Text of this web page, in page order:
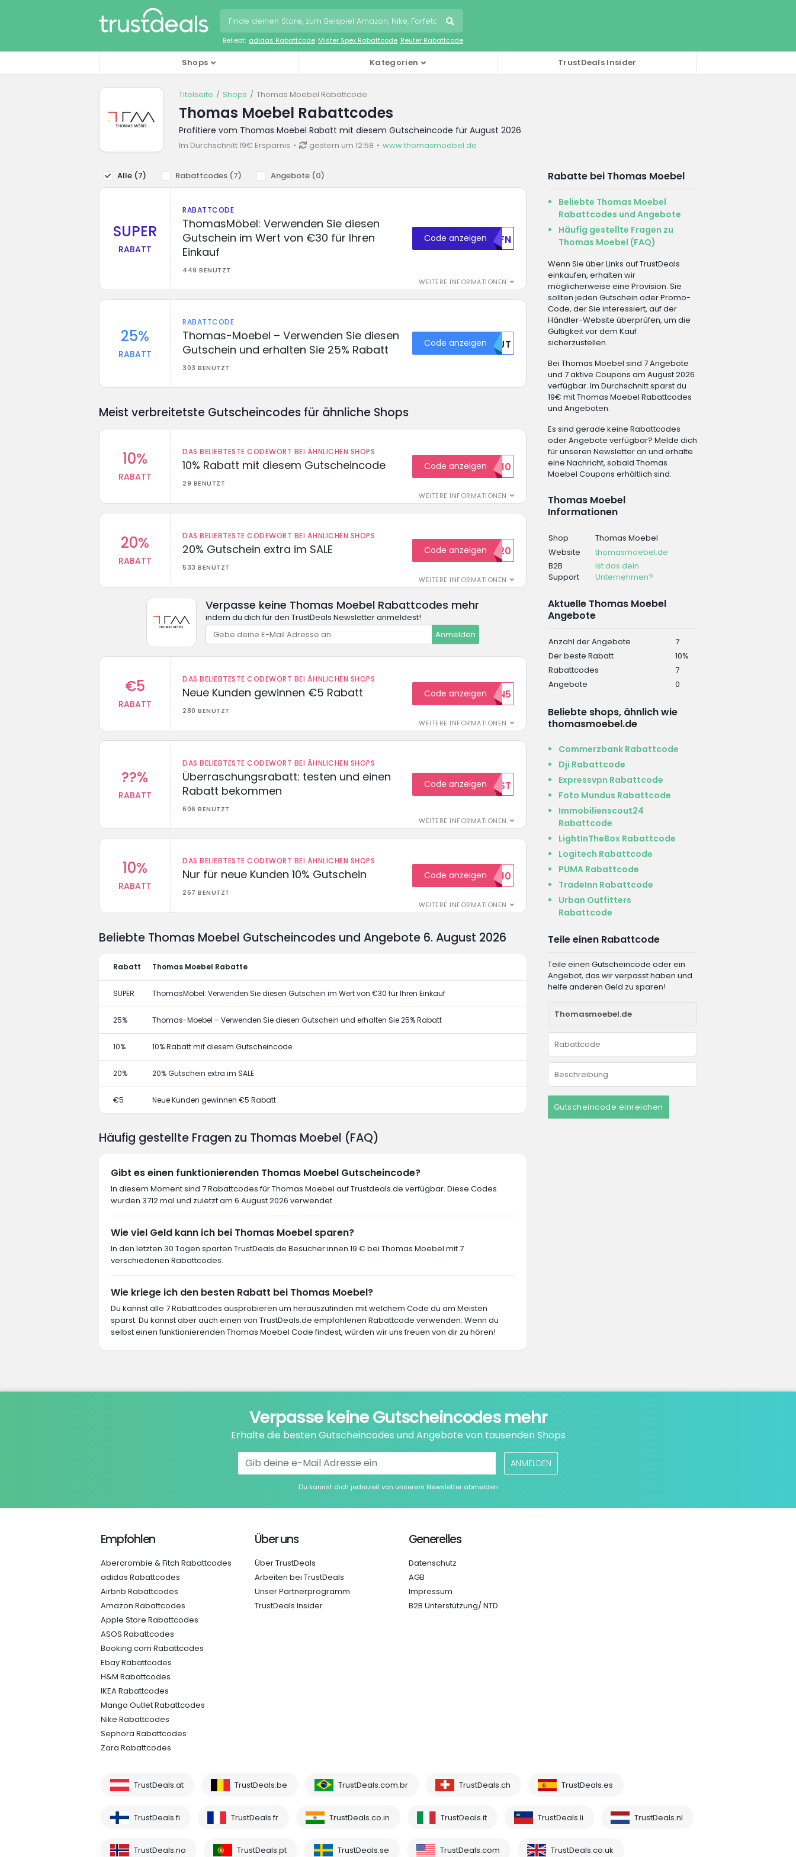
Beliebt: adidas Rabattcode Mister Spex Rabattcode Reuter Rabattcode
Shops Kategorien TrustDeals Insider
Titelseite Shops Thomas Moebel Rabattcode
Thomas Moebel Rabattcodes
Profitiere vom Thomas Moebel Rabatt mit diesem Gutscheincode für August 2026
Im Durchschnitt 19€ Ersparnis gestern um 12:58 www.thomasmoebel.de
Alle (7) Rabattcodes (7) Angebote (0)
SUPER
RABATT
RABATTCODE
ThomasMöbel: Verwenden Sie diesen
Gutschein im Wert von €30 für Ihren
Einkauf
449 BENUTZT
WEITERE INFORMATIONEN
Code anzeigen U0FN
25%
RABATT
RABATTCODE
Thomas-Moebel – Verwenden Sie diesen
Gutschein und erhalten Sie 25% Rabatt
303 BENUTZT
Code anzeigen NTJT
Meist verbreitetste Gutscheincodes für ähnliche Shops
10%
RABATT
DAS BELIEBTESTE CODEWORT BEI ÄHNLICHEN SHOPS
10% Rabatt mit diesem Gutscheincode
29 BENUTZT
WEITERE INFORMATIONEN
Code anzeigenEXTRA10
20%
RABATT
DAS BELIEBTESTE CODEWORT BEI ÄHNLICHEN SHOPS
20% Gutschein extra im SALE
533 BENUTZT
WEITERE INFORMATIONEN
Code anzeigenSALE20
Verpasse keine Thomas Moebel Rabattcodes mehr
indem du dich für den TrustDeals Newsletter anmeldest!
Anmelden
€5
RABATT
DAS BELIEBTESTE CODEWORT BEI ÄHNLICHEN SHOPS
Neue Kunden gewinnen €5 Rabatt
280 BENUTZT
WEITERE INFORMATIONEN
Code anzeigen
WILKOMMEN5
??%
RABATT
DAS BELIEBTESTE CODEWORT BEI ÄHNLICHEN SHOPS
Überraschungsrabatt: testen und einen
Rabatt bekommen
606 BENUTZT
WEITERE INFORMATIONEN
Code anzeigen TEST
10%
RABATT
DAS BELIEBTESTE CODEWORT BEI ÄHNLICHEN SHOPS
Nur für neue Kunden 10% Gutschein
267 BENUTZT
WEITERE INFORMATIONEN
Code anzeigen
WILKOMMEN10
Rabatte bei Thomas Moebel
Beliebte Thomas Moebel
Rabattcodes und Angebote
Häufig gestellte Fragen zu
Thomas Moebel (FAQ)
Wenn Sie über Links auf TrustDeals
einkaufen, erhalten wir
möglicherweise eine Provision. Sie
sollten jeden Gutschein oder Promo-
Code, der Sie interessiert, auf der
Händler-Website überprüfen, um die
Gültigkeit vor dem Kauf
sicherzustellen.
Bei Thomas Moebel sind 7 Angebote
und 7 aktive Coupons am August 2026
verfügbar. Im Durchschnitt sparst du
19€ mit Thomas Moebel Rabattcodes
und Angeboten.
Es sind gerade keine Rabattcodes
oder Angebote verfügbar? Melde dich
für unseren Newsletter an und erhalte
eine Nachricht, sobald Thomas
Moebel Coupons erhältlich sind.
Thomas Moebel
Informationen
Shop
Thomas Moebel
Website
thomasmoebel.de
B2B
Support
Ist das dein
Unternehmen?
Aktuelle Thomas Moebel
Angebote
Anzahl der Angebote
7
Der beste Rabatt
10%
Rabattcodes
7
Angebote
0
Beliebte shops, ähnlich wie
thomasmoebel.de
Commerzbank Rabattcode
Dji Rabattcode
Expressvpn Rabattcode
Foto Mundus Rabattcode
Immobilienscout24
Rabattcode
LightInTheBox Rabattcode
Logitech Rabattcode
PUMA Rabattcode
TradeInn Rabattcode
Urban Outfitters
Rabattcode
Teile einen Rabattcode
Teile einen Gutscheincode oder ein
Angebot, das wir verpasst haben und
helfe anderen Geld zu sparen!
Gutscheincode einreichen
Beliebte Thomas Moebel Gutscheincodes und Angebote 6. August 2026
Rabatt Thomas Moebel Rabatte
SUPER ThomasMöbel: Verwenden Sie diesen Gutschein im Wert von €30 für Ihren Einkauf
25% Thomas-Moebel – Verwenden Sie diesen Gutschein und erhalten Sie 25% Rabatt
10% 10% Rabatt mit diesem Gutscheincode
20% 20% Gutschein extra im SALE
€5 Neue Kunden gewinnen €5 Rabatt
Häufig gestellte Fragen zu Thomas Moebel (FAQ)
Gibt es einen funktionierenden Thomas Moebel Gutscheincode?
In diesem Moment sind 7 Rabattcodes für Thomas Moebel auf Trustdeals.de verfügbar. Diese Codes
wurden 3712 mal und zuletzt am 6 August 2026 verwendet.
Wie viel Geld kann ich bei Thomas Moebel sparen?
In den letzten 30 Tagen sparten TrustDeals.de Besucher:innen 19 € bei Thomas Moebel mit 7
verschiedenen Rabattcodes.
Wie kriege ich den besten Rabatt bei Thomas Moebel?
Du kannst alle 7 Rabattcodes ausprobieren um herauszufinden mit welchem Code du am Meisten
sparst. Du kannst aber auch einen von TrustDeals.de empfohlenen Rabattcode verwenden. Wenn du
selbst einen funktionierenden Thomas Moebel Code findest, würden wir uns freuen von dir zu hören!
Verpasse keine Gutscheincodes mehr
Erhalte die besten Gutscheincodes und Angebote von tausenden Shops
ANMELDEN
Du kannst dich jederzeit von unserem Newsletter abmelden
Empfohlen
Abercrombie & Fitch Rabattcodes
adidas Rabattcodes
Airbnb Rabattcodes
Amazon Rabattcodes
Apple Store Rabattcodes
ASOS Rabattcodes
Booking.com Rabattcodes
Ebay Rabattcodes
H&M Rabattcodes
IKEA Rabattcodes
Mango Outlet Rabattcodes
Nike Rabattcodes
Sephora Rabattcodes
Zara Rabattcodes
Über uns
Über TrustDeals
Arbeiten bei TrustDeals
Unser Partnerprogramm
TrustDeals Insider
Generelles
Datenschutz
AGB
Impressum
B2B Unterstützung/ NTD
TrustDeals.at TrustDeals.be TrustDeals.com.br TrustDeals.ch TrustDeals.es
TrustDeals.fi TrustDeals.fr TrustDeals.co.in TrustDeals.it TrustDeals.li TrustDeals.nl
TrustDeals.no TrustDeals.pt TrustDeals.se TrustDeals.com TrustDeals.co.uk